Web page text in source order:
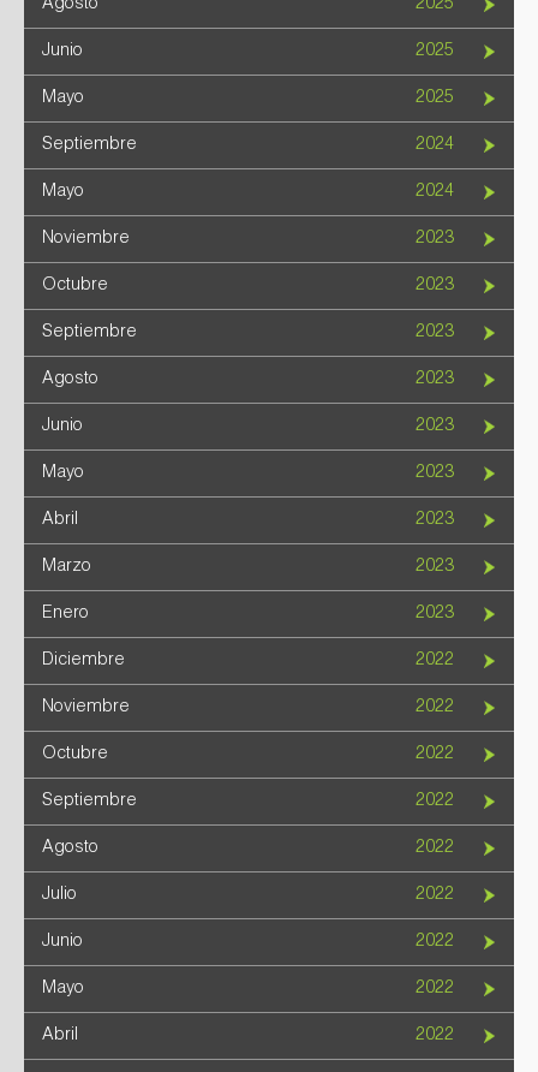
Agosto 2025
Junio 2025
Mayo 2025
Septiembre 2024
Mayo 2024
Noviembre 2023
Octubre 2023
Septiembre 2023
Agosto 2023
Junio 2023
Mayo 2023
Abril 2023
Marzo 2023
Enero 2023
Diciembre 2022
Noviembre 2022
Octubre 2022
Septiembre 2022
Agosto 2022
Julio 2022
Junio 2022
Mayo 2022
Abril 2022